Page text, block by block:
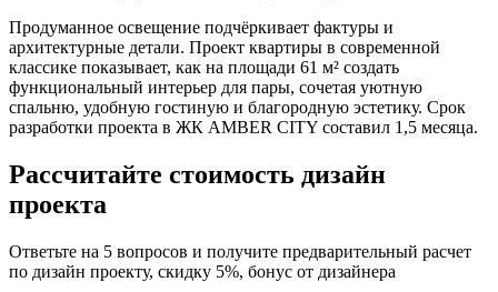
Продуманное освещение подчёркивает фактуры и
архитектурные детали. Проект квартиры в современной
классике показывает, как на площади 61 м² создать
функциональный интерьер для пары, сочетая уютную
спальню, удобную гостиную и благородную эстетику. Срок
разработки проекта в ЖК AMBER CITY составил 1,5 месяца.
Рассчитайте стоимость дизайн
проекта
Ответьте на 5 вопросов и получите предварительный расчет
по дизайн проекту, скидку 5%, бонус от дизайнера